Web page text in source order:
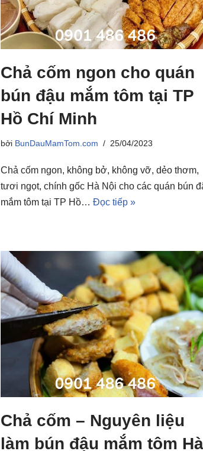
Chả cốm ngon cho quán
bún đậu mắm tôm tại TP
Hồ Chí Minh
bởi BunDauMamTom.com 25/04/2023
Chả cốm ngon, không bở, không vỡ, dẻo thơm,
tươi ngọt, chính gốc Hà Nội cho các quán bún
mắm tôm tại TP Hồ… Đọc tiếp »
Chả cốm – Nguyên liệu
làm bún đậu mắm tôm Hà